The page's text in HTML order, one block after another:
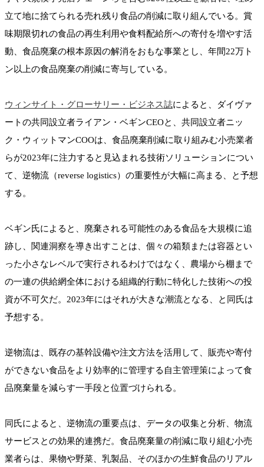
立て地に捨てられる売れ残り食品の削減に取り組んでいる。賞
味期限切れの食品の再生利用や食料配給所への寄付を増やす活
動、食品廃棄の根本原因の解消をおもな事業とし、年間22万ト
ン以上の食品廃棄の削減に寄与している。
ウィンサイト・グローサリー・ビジネス誌によると、ダイヴァ
ートの共同設立者ライアン・ベギンCEOと、共同設立者ニッ
ク・ウィットマンCOOは、食品廃棄削減に取り組みむ小売業者
らが2023年に注力すると見込まれる技術ソリューションについ
て、逆物流（reverse logistics）の重要性が大幅に高まる、と予想
する。
ベギン氏によると、廃棄される可能性のある食品を大規模に追
跡し、関連洞察を導き出すことは、個々の箱類または容器とい
った小さなレベルで実行されるわけではなく、農場から棚まで
の一連の供給網全体における組織的行動に特化した技術への投
資が不可欠だ。2023年にはそれが大きな潮流となる、と同氏は
予想する。
逆物流は、既存の基幹設備や注文方法を活用して、販売や寄付
ができない食品をより効率的に管理する自主管理策によって食
品廃棄量を減らす一手段と位置づけられる。
同氏によると、逆物流の重要点は、データの収集と分析、物流
サービスとの効果的連携だ。食品廃棄量の削減に取り組む小売
業者らは、果物や野菜、乳製品、そのほかの生鮮食品のリアル